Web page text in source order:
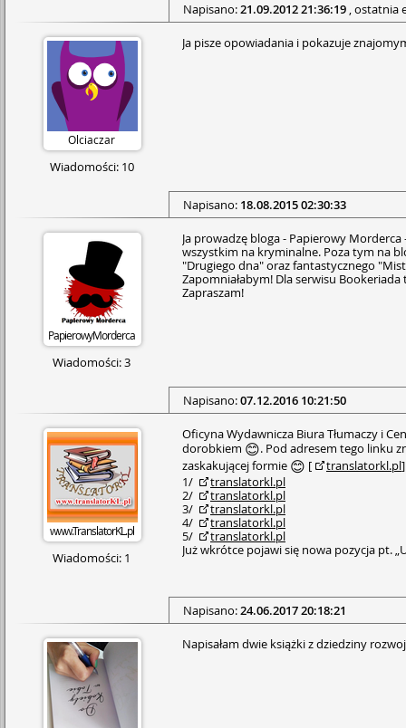
Napisano:21.09.2012 21:36:19 , ostatnia
Olciaczar
Wiadomości: 10
Ja pisze opowiadania i pokazuje
Napisano: 18.08.2015 02:30:33
PapierowyMorderca
Wiadomości: 3
Ja prowadzę bloga - Papierowy
wszystkim na kryminalne. Poza tym na
"Drugiego dna" oraz fantastycznego
Zapomniałabym! Dla serwisu
Zapraszam!
Napisano:07.12.2016 10:21:50
www.TranslatorKL.pl
Wiadomości: 1
Oficyna Wydawnicza Biura Tłumaczy i
dorobkiem 😊. Pod adresem tego linku
zaskakującej formie 😊 [ translatorkl.pl
1/
translatorkl.pl
2/
translatorkl.pl
3/
translatorkl.pl
4/
translatorkl.pl
5/
translatorkl.pl
Już wkrótce pojawi się nowa pozycja pt.
Napisano:24.06.2017 20:18:21
Napisałam dwie książki z dziedziny